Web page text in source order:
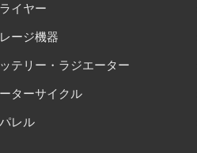
イヤー
ージ機器
テリー・ラジエーター
ターサイクル
レル